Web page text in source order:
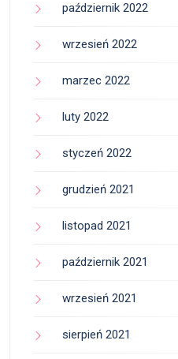
październik 2022
wrzesień 2022
marzec 2022
luty 2022
styczeń 2022
grudzień 2021
listopad 2021
październik 2021
wrzesień 2021
sierpień 2021